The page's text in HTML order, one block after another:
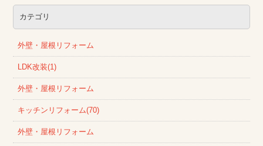
カテゴリ
外壁・屋根リフォーム
LDK改装(1)
外壁・屋根リフォーム
キッチンリフォーム(70)
外壁・屋根リフォーム